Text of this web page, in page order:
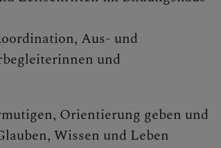
Aus- und
und
Orientierung geben und
Wissen und Leben